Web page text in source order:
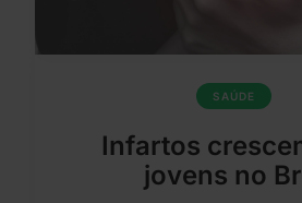
SAÚDE
Infartos
jovens no